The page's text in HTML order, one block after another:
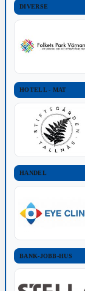
DIVERSE
HOTELL - MAT
HANDEL
BANK-JOBB-HUS